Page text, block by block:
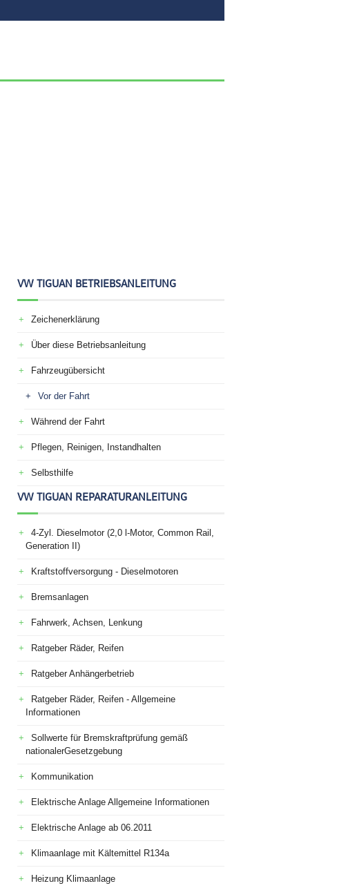
VW TIGUAN BETRIEBSANLEITUNG
Zeichenerklärung
Über diese Betriebsanleitung
Fahrzeugübersicht
Vor der Fahrt
Während der Fahrt
Pflegen, Reinigen, Instandhalten
Selbsthilfe
VW TIGUAN REPARATURANLEITUNG
4-Zyl. Dieselmotor (2,0 l-Motor, Common Rail,
Generation II)
Kraftstoffversorgung - Dieselmotoren
Bremsanlagen
Fahrwerk, Achsen, Lenkung
Ratgeber Räder, Reifen
Ratgeber Anhängerbetrieb
Ratgeber Räder, Reifen - Allgemeine
Informationen
Sollwerte für Bremskraftprüfung gemäß
nationalerGesetzgebung
Kommunikation
Elektrische Anlage Allgemeine Informationen
Elektrische Anlage ab 06.2011
Klimaanlage mit Kältemittel R134a
Heizung Klimaanlage